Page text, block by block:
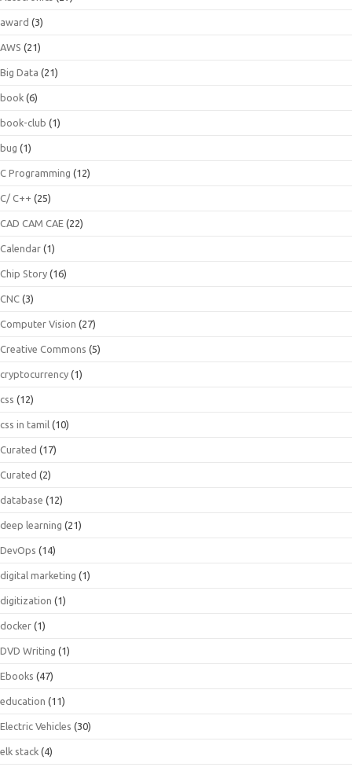
award (3)
AWS (21)
Big Data (21)
book (6)
book-club (1)
bug (1)
C Programming (12)
C/ C++ (25)
CAD CAM CAE (22)
Calendar (1)
Chip Story (16)
CNC (3)
Computer Vision (27)
Creative Commons (5)
cryptocurrency (1)
css (12)
css in tamil (10)
Curated (17)
Curated (2)
database (12)
deep learning (21)
DevOps (14)
digital marketing (1)
digitization (1)
docker (1)
DVD Writing (1)
Ebooks (47)
education (11)
Electric Vehicles (30)
elk stack (4)